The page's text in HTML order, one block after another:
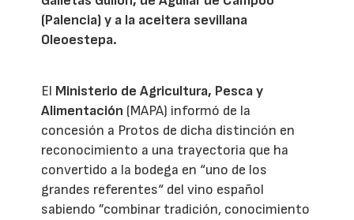
(Palencia) y a la aceitera sevillana
Oleoestepa.
El Ministerio de Agricultura, Pesca y
Alimentación (MAPA) informó de la
concesión a Protos de dicha distinción en
reconocimiento a una trayectoria que ha
convertido a la bodega en “uno de los
grandes referentes“ del vino español
sabiendo ”combinar tradición, conocimiento